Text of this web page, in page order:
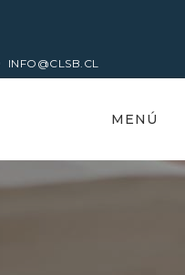
INFO@CLSB.CL
MENÚ